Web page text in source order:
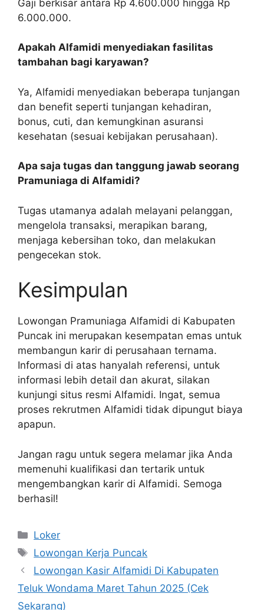
Gaji berkisar antara Rp 4.600.000 hingga Rp
6.000.000.
Apakah Alfamidi menyediakan fasilitas
tambahan bagi karyawan?
Ya, Alfamidi menyediakan beberapa tunjangan
dan benefit seperti tunjangan kehadiran,
bonus, cuti, dan kemungkinan asuransi
kesehatan (sesuai kebijakan perusahaan).
Apa saja tugas dan tanggung jawab seorang
Pramuniaga di Alfamidi?
Tugas utamanya adalah melayani pelanggan,
mengelola transaksi, merapikan barang,
menjaga kebersihan toko, dan melakukan
pengecekan stok.
Kesimpulan
Lowongan Pramuniaga Alfamidi di Kabupaten
Puncak ini merupakan kesempatan emas untuk
membangun karir di perusahaan ternama.
Informasi di atas hanyalah referensi, untuk
informasi lebih detail dan akurat, silakan
kunjungi situs resmi Alfamidi. Ingat, semua
proses rekrutmen Alfamidi tidak dipungut biaya
apapun.
Jangan ragu untuk segera melamar jika Anda
memenuhi kualifikasi dan tertarik untuk
mengembangkan karir di Alfamidi. Semoga
berhasil!
Kategori
Loker
Tag
Lowongan Kerja Puncak
Lowongan Kasir Alfamidi Di Kabupaten
Teluk Wondama Maret Tahun 2025 (Cek
Sekarang)